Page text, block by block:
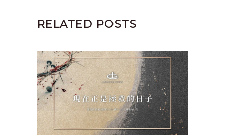
RELATED POSTS